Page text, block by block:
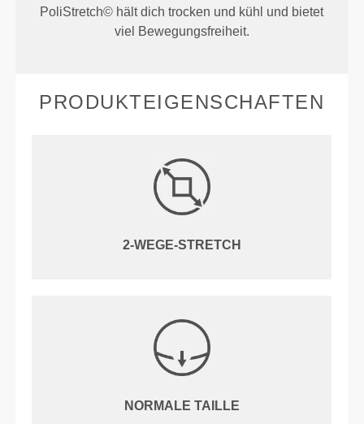
PoliStretch© hält dich trocken und kühl und bietet
viel Bewegungsfreiheit.
PRODUKTEIGENSCHAFTEN
2-WEGE-STRETCH
NORMALE TAILLE